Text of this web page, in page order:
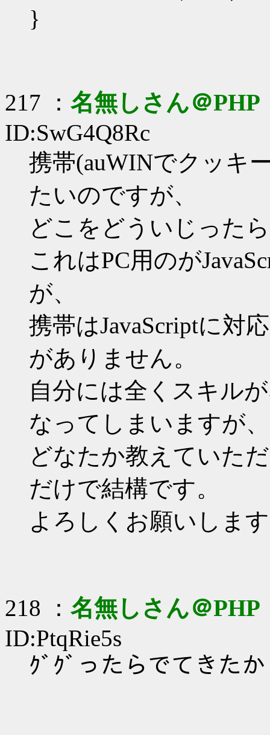
}
217 ： 名無しさん＠PHP
ID:SwG4Q8Rc
携帯(auWINでクッキ
たいのですが、
どこをどういじった
これはPC用のが
が、
携帯はJavaScriptに対
がありません。
自分には全くスキル
なってしまいますが、
どなたか教えていた
だけで結構です。
よろしくお願いしま
218 ： 名無しさん＠PHP
ID:PtqRie5s
ｸﾞｸﾞったらでてきた